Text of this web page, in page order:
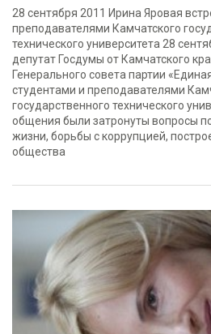
28 сентября 2011 Ирина Яровая
преподавателями Камчатского
технического университета 28
депутат Госдумы от Камчатского
Генерального совета партии
студентами и преподавателями
государственного технического
общения были затронуты вопросы
жизни, борьбы с коррупцией,
общества